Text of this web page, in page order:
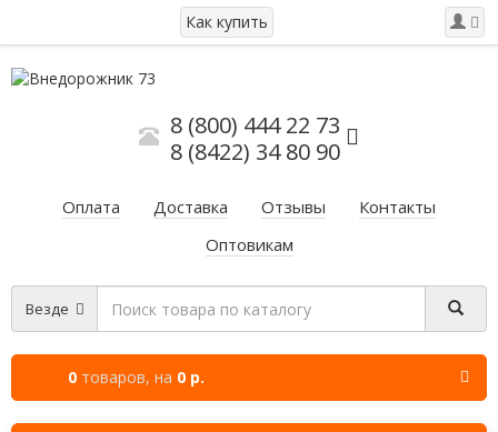
Как купить
8 (800) 444 22 73
8 (8422) 34 80 90
Оплата Доставка Отзывы
Контакты
Оптовикам
Везде
0 товаров, на 0 р.